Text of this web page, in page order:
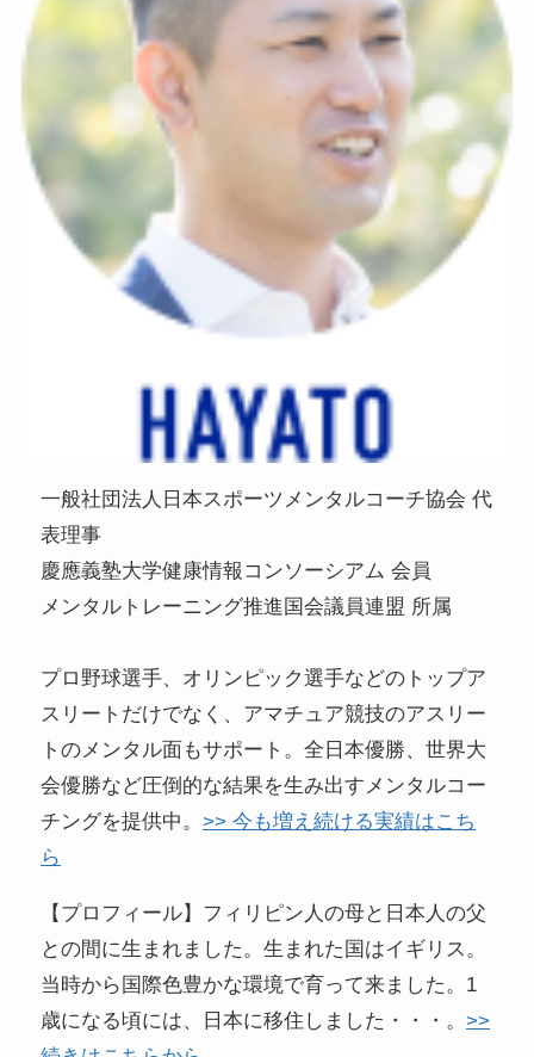
一般社団法人日本スポーツメンタルコーチ協会 代
表理事
慶應義塾大学健康情報コンソーシアム 会員
メンタルトレーニング推進国会議員連盟 所属
プロ野球選手、オリンピック選手などのトップア
スリートだけでなく、アマチュア競技のアスリー
トのメンタル面もサポート。全日本優勝、世界大
会優勝など圧倒的な結果を生み出すメンタルコー
チングを提供中。>> 今も増え続ける実績はこち
ら
【プロフィール】フィリピン人の母と日本人の父
との間に生まれました。生まれた国はイギリス。
当時から国際色豊かな環境で育って来ました。1
歳になる頃には、日本に移住しました・・・。>>